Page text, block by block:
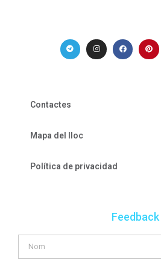
Contactes
Mapa del lloc
Política de privacidad
Feedback